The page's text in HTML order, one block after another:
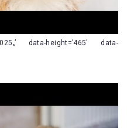
data-height=’465′ data-